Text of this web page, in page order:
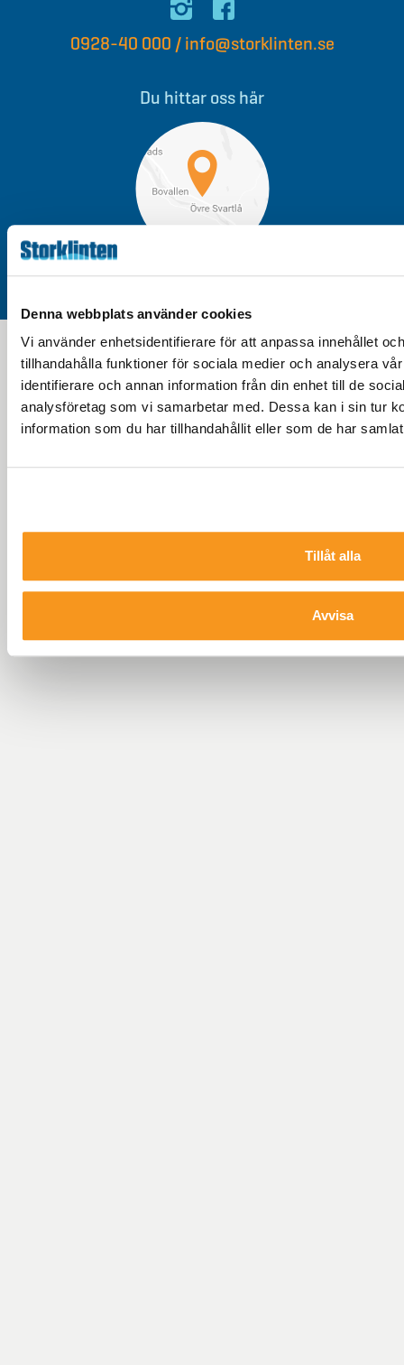
Denna webbplats använder cookies
Vi använder enhetsidentifierare för att anpassa innehållet
tillhandahålla funktioner för sociala medier och analysera
identifierare och annan information från din enhet till de
analysföretag som vi samarbetar med. Dessa kan i sin tur
information som du har tillhandahållit eller som de har
Tillåt alla
Avvisa
0928-40 000 / info@storklinten.se
Du hittar oss här
Storklinten, Övre Svartlå